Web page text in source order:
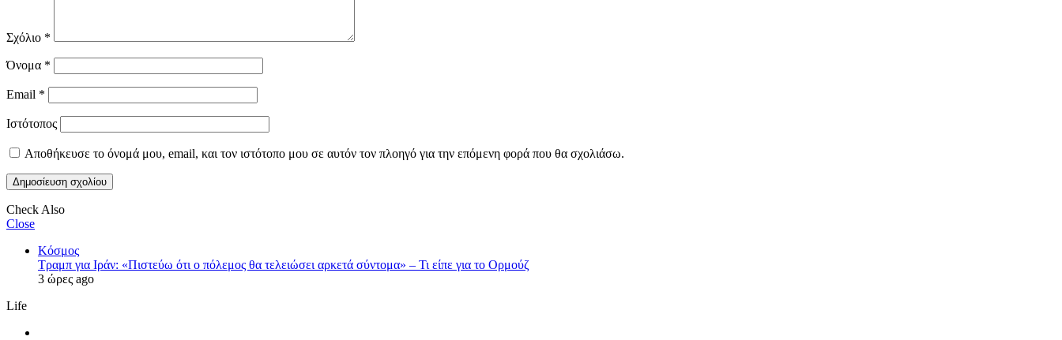
Σχόλιο *
Όνομα *
Email *
Ιστότοπος
Αποθήκευσε το όνομά μου, email, και τον ιστότοπο μου σε αυτόν τον πλοηγό για την επόμενη φορά που θα σχολιάσω.
Check Also
Close
Κόσμος
Τραμπ για Ιράν: «Πιστεύω ότι ο πόλεμος θα τελειώσει αρκετά σύντομα» – Τι είπε για το Ορμούζ
3 ώρες ago
Life